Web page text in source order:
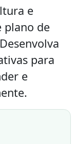
e
plano de
para
e